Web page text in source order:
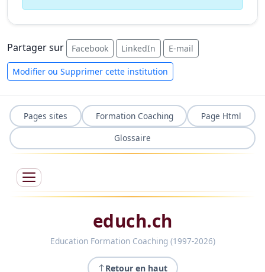
Partager sur Facebook LinkedIn E-mail
Modifier ou Supprimer cette institution
Pages sites Formation Coaching
Page Html
Glossaire
educh.ch
Education Formation Coaching (1997-2026)
Retour en haut